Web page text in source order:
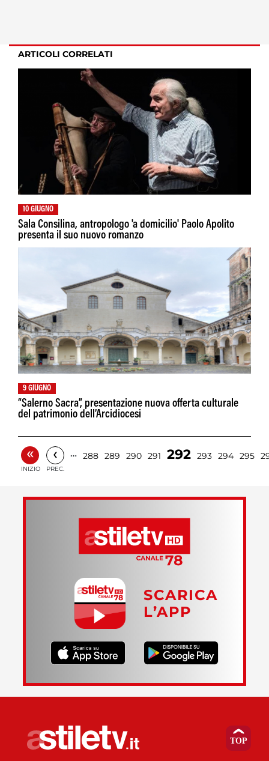
ARTICOLI CORRELATI
10 GIUGNO
Sala Consilina, antropologo 'a domicilio' Paolo Apolito
presenta il suo nuovo romanzo
9 GIUGNO
“Salerno Sacra”, presentazione nuova offerta culturale
del patrimonio dell’Arcidiocesi
«
INIZIO
‹
PREC.
… 288 289 290 291 292 293 294 295
SCARICA
L’APP